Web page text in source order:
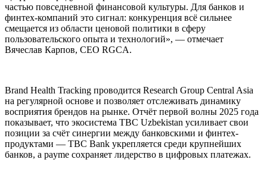
частью повседневной финансовой культуры. Для банков и
финтех-компаний это сигнал: конкуренция всё сильнее
смещается из области ценовой политики в сферу
пользовательского опыта и технологий», — отмечает
Вячеслав Карпов, CEO RGCA.
Brand Health Tracking проводится Research Group Central Asia
на регулярной основе и позволяет отслеживать динамику
восприятия брендов на рынке. Отчёт первой волны 2025 года
показывает, что экосистема TBC Uzbekistan усиливает свои
позиции за счёт синергии между банковскими и финтех-
продуктами — TBC Bank укрепляется среди крупнейших
банков, а payme сохраняет лидерство в цифровых платежах.